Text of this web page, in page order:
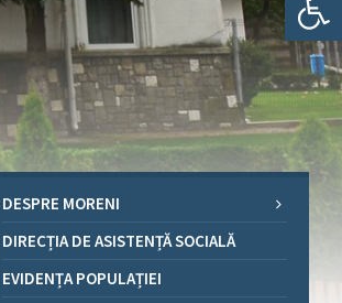
DESPRE MORENI
DIRECȚIA DE ASISTENȚĂ SOCIALĂ
EVIDENȚA POPULAȚIEI